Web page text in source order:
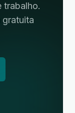
trabalho.